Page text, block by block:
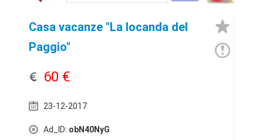
Casa vacanze "La locanda del
Paggio"
60 €
23-12-2017
Ad_ID: obN40NyG